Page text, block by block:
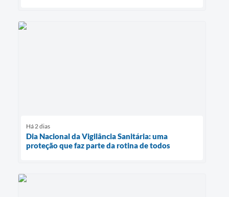
Há 2 dias
Dia Nacional da Vigilância Sanitária: uma
proteção que faz parte da rotina de todos